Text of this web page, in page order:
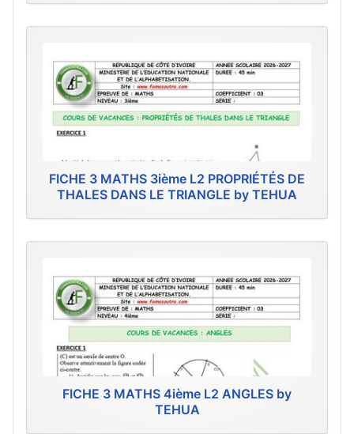
FICHE 3 MATHS 3ième L2 PROPRIÉTÉS DE
THALES DANS LE TRIANGLE by TEHUA
FICHE 3 MATHS 4ième L2 ANGLES by
TEHUA